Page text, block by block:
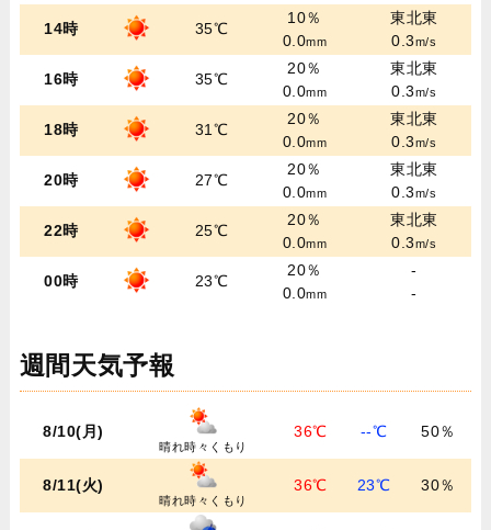
14時 35℃
10％
0.0mm
東北東
0.3m/s
16時 35℃
20％
0.0mm
東北東
0.3m/s
18時 31℃
20％
0.0mm
東北東
0.3m/s
20時 27℃
20％
0.0mm
東北東
0.3m/s
22時 25℃
20％
0.0mm
東北東
0.3m/s
00時 23℃
20％
0.0mm
-
-
週間天気予報
8/10(月)
晴れ時々くもり
36℃ --℃ 50％
8/11(火)
晴れ時々くもり
36℃ 23℃ 30％